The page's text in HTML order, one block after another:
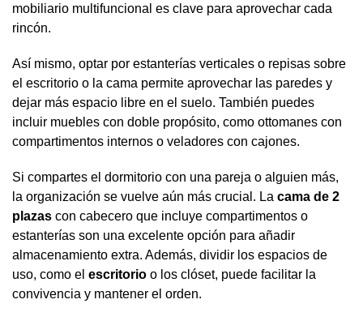
mobiliario multifuncional es clave para aprovechar cada
rincón.
Así mismo, optar por estanterías verticales o repisas sobre
el escritorio o la cama permite aprovechar las paredes y
dejar más espacio libre en el suelo. También puedes
incluir muebles con doble propósito, como ottomanes con
compartimentos internos o veladores con cajones.
Si compartes el dormitorio con una pareja o alguien más,
la organización se vuelve aún más crucial. La cama de 2
plazas con cabecero que incluye compartimentos o
estanterías son una excelente opción para añadir
almacenamiento extra. Además, dividir los espacios de
uso, como el escritorio o los clóset, puede facilitar la
convivencia y mantener el orden.